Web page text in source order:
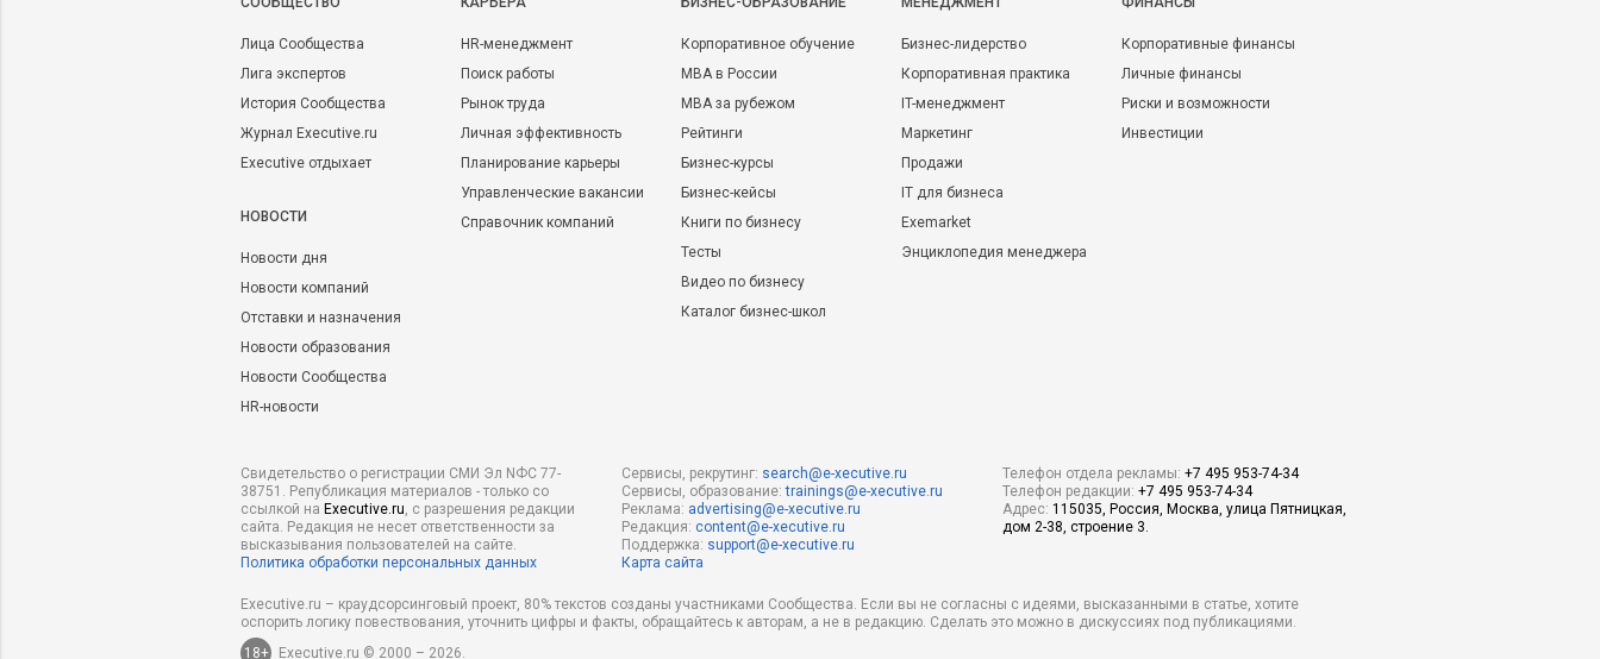
Лица Сообщества
Лига экспертов
История Сообщества
Журнал Executive.ru
Executive отдыхает
НОВОСТИ
Новости дня
Новости компаний
Отставки и назначения
Новости образования
Новости Сообщества
HR-новости
HR-менеджмент
Поиск работы
Рынок труда
Личная эффективность
Планирование карьеры
Управленческие вакансии
Справочник компаний
Корпоративное обучение
MBA в России
MBA за рубежом
Рейтинги
Бизнес-курсы
Бизнес-кейсы
Книги по бизнесу
Тесты
Видео по бизнесу
Каталог бизнес-школ
Бизнес-лидерство
Корпоративная практика
IT-менеджмент
Маркетинг
Продажи
IT для бизнеса
Exemarket
Энциклопедия менеджера
Корпоративные финансы
Личные финансы
Риски и возможности
Инвестиции
Свидетельство о регистрации СМИ Эл NФС 77-
38751. Републикация материалов - только со
ссылкой на Executive.ru, с разрешения редакции
сайта. Редакция не несет ответственности за
высказывания пользователей на сайте.
Политика обработки персональных данных
Сервисы, рекрутинг: search@e-xecutive.ru
Сервисы, образование:trainings@e-xecutive.ru
Реклама: advertising@e-xecutive.ru
Редакция: content@e-xecutive.ru
Поддержка: support@e-xecutive.ru
Карта сайта
Телефон отдела рекламы: +7 495 953-74-34
Телефон редакции: +7 495 953-74-34
Адрес: 115035, Россия, Москва, улица Пятницкая,
дом 2-38, строение 3.
Executive.ru – краудсорсинговый проект, 80% текстов созданы участниками Сообщества. Если вы не согласны с идеями, высказанными в статье, хотите
оспорить логику повествования, уточнить цифры и факты, обращайтесь к авторам, а не в редакцию. Сделать это можно в дискуссиях под публикациями.
18+
Executive.ru © 2000 – 2026.